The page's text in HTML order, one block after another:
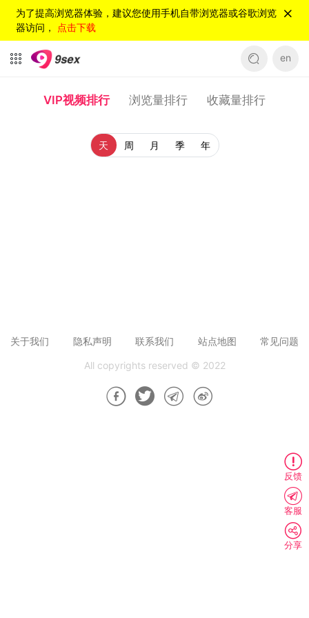
为了提高浏览器体验，建议您使用手机自带浏览器或谷歌浏览
器访问， 点击下载
en
VIP视频排行 浏览量排行 收藏量排行
天 周 月 季 年
反馈
客服
分享
关于我们 隐私声明 联系我们 站点地图 常见问题
All copyrights reserved © 2022